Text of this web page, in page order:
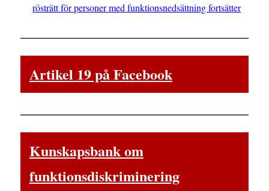
rösträtt för personer med funktionsnedsättning fortsätter
Artikel 19 på Facebook
Kunskapsbank om
funktionsdiskriminering